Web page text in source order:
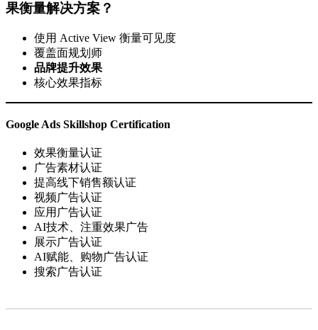
果衡量解决方案？
使用 Active View 衡量可见度
覆盖面规划师
品牌提升效果
核心效果指标
Google Ads Skillshop Certification
效果衡量认证
广告素材认证
提高线下销售额认证
视频广告认证
应用广告认证
AI技术、注重效果广告
展示广告认证
AI赋能、购物广告认证
搜索广告认证